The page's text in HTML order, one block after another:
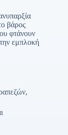
βάρος
φτάνουν
εμπλοκή